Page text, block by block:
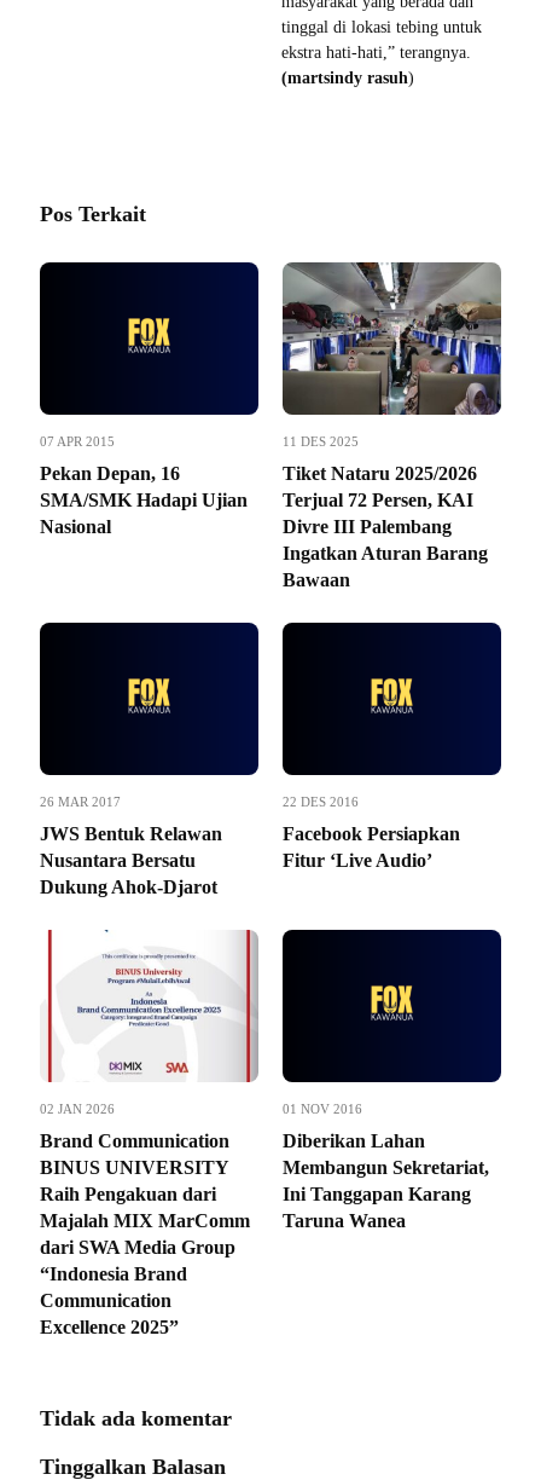
tinggal di lokasi tebing untuk
ekstra hati-hati,” terangnya.
(martsindy rasuh)
Pos Terkait
07 APR 2015
Pekan Depan, 16
SMA/SMK Hadapi Ujian
Nasional
11 DES 2025
Tiket Nataru 2025/2026
Terjual 72 Persen, KAI
Divre III Palembang
Ingatkan Aturan Barang
Bawaan
26 MAR 2017
JWS Bentuk Relawan
Nusantara Bersatu
Dukung Ahok-Djarot
22 DES 2016
Facebook Persiapkan
Fitur ‘Live Audio’
02 JAN 2026
Brand Communication
BINUS UNIVERSITY
Raih Pengakuan dari
Majalah MIX MarComm
dari SWA Media Group
“Indonesia Brand
Communication
Excellence 2025”
01 NOV 2016
Diberikan Lahan
Membangun Sekretariat,
Ini Tanggapan Karang
Taruna Wanea
Tidak ada komentar
Tinggalkan Balasan